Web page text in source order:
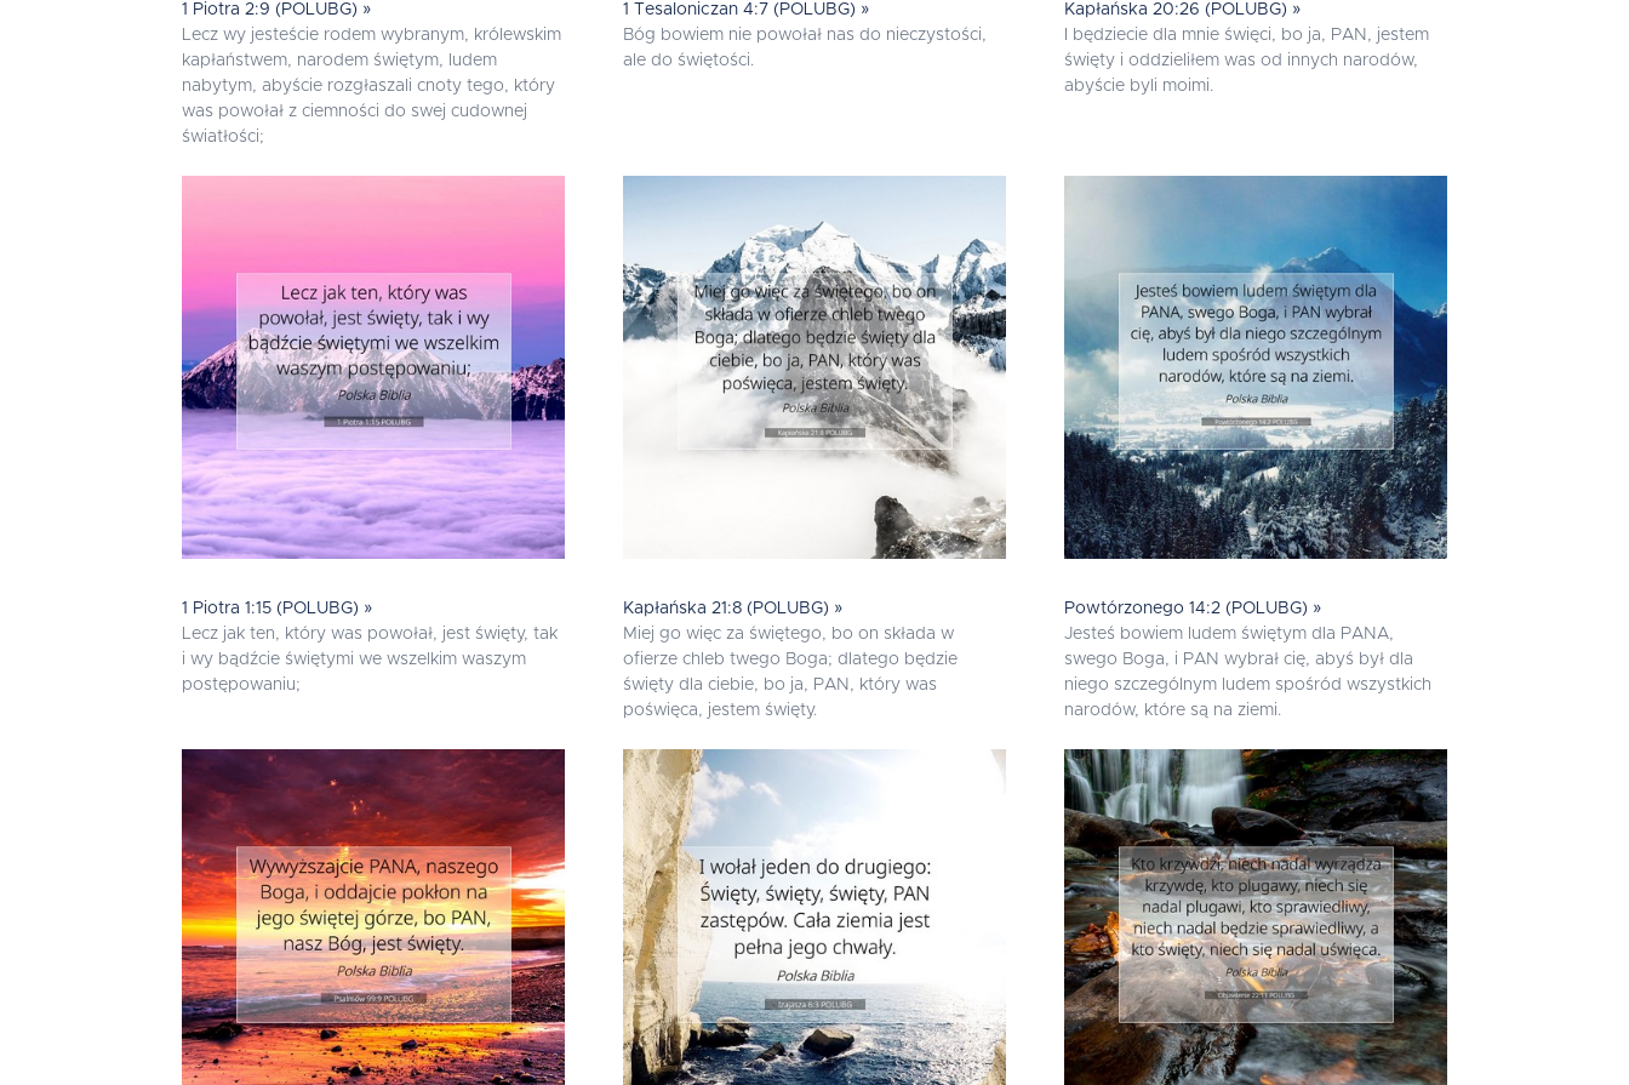
1 Piotra 2:9 (POLUBG) »
Lecz wy jesteście rodem wybranym, królewskim
kapłaństwem, narodem świętym, ludem
nabytym, abyście rozgłaszali cnoty tego, który
was powołał z ciemności do swej cudownej
światłości;
1 Tesaloniczan 4:7 (POLUBG) »
Bóg bowiem nie powołał nas do nieczystości,
ale do świętości.
Kapłańska 20:26 (POLUBG) »
I będziecie dla mnie święci, bo ja, PAN, jestem
święty i oddzieliłem was od innych narodów,
abyście byli moimi.
1 Piotra 1:15 (POLUBG) »
Lecz jak ten, który was powołał, jest święty, tak
i wy bądźcie świętymi we wszelkim waszym
postępowaniu;
Kapłańska 21:8 (POLUBG) »
Miej go więc za świętego, bo on składa w
ofierze chleb twego Boga; dlatego będzie
święty dla ciebie, bo ja, PAN, który was
poświęca, jestem święty.
Powtórzonego 14:2 (POLUBG) »
Jesteś bowiem ludem świętym dla PANA,
swego Boga, i PAN wybrał cię, abyś był dla
niego szczególnym ludem spośród wszystkich
narodów, które są na ziemi.